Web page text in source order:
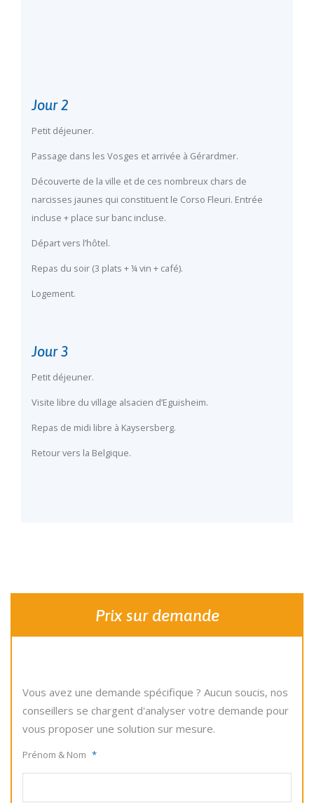
Jour 2
Petit déjeuner.
Passage dans les Vosges et arrivée à Gérardmer.
Découverte de la ville et de ces nombreux chars de
narcisses jaunes qui constituent le Corso Fleuri. Entrée
incluse + place sur banc incluse.
Départ vers l’hôtel.
Repas du soir (3 plats + ¼ vin + café).
Logement.
Jour 3
Petit déjeuner.
Visite libre du village alsacien d’Eguisheim.
Repas de midi libre à Kaysersberg.
Retour vers la Belgique.
Prix sur demande
Vous avez une demande spécifique ? Aucun soucis, nos
conseillers se chargent d'analyser votre demande pour
vous proposer une solution sur mesure.
Prénom & Nom *